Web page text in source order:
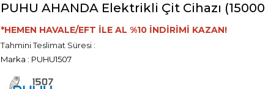
PUHU AHANDA Elektrikli Çit Cihazı
*HEMEN HAVALE/EFT İLE AL %10 İNDİRİMİ KAZAN!
Tahmini Teslimat Süresi :
Marka : PUHU1507